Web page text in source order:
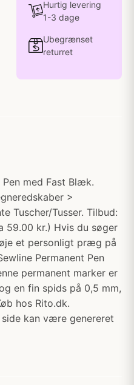
Hurtig levering
1-3 dage
Ubegrænset
returret
Pen med Fast Blæk.
>
Tuscher/Tusser. Tilbud:
59.00 kr.) Hvis du søger
et personligt præg på
Permanent Pen
permanent marker er
en fin spids på 0,5 mm,
hos Rito.dk.
kan være genereret